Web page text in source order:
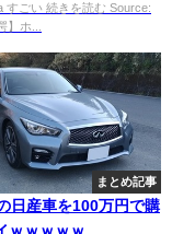
すごい 続きを読む Source:
】ホ...
まとめ記事
日産車を100万円で購